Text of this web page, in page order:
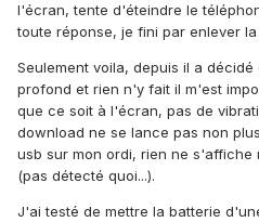
l'écran, tente d'éteindre le
toute réponse, je fini par enlever la
Seulement voila, depuis il a
profond et rien n'y fait il m'est
que ce soit à l'écran, pas de
download ne se lance pas non
usb sur mon ordi, rien ne
(pas détecté quoi...).
J'ai testé de mettre la batterie